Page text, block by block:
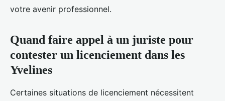
votre avenir professionnel.
Quand faire appel à un juriste pour
contester un licenciement dans les
Yvelines
Certaines situations de licenciement nécessitent